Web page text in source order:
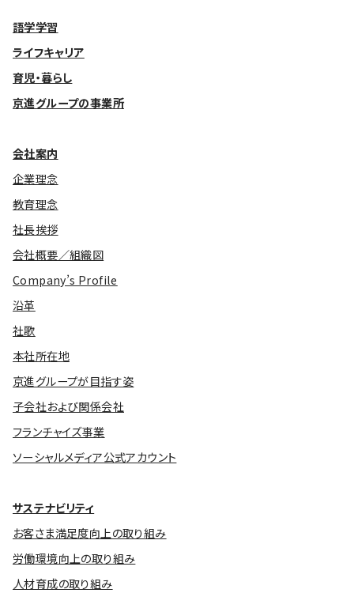
語学学習
ライフキャリア
育児・暮らし
京進グループの事業所
会社案内
企業理念
教育理念
社長挨拶
会社概要／組織図
Company’s Profile
沿革
社歌
本社所在地
京進グループが目指す姿
子会社および関係会社
フランチャイズ事業
ソーシャルメディア公式アカウント
サステナビリティ
お客さま満足度向上の取り組み
労働環境向上の取り組み
人材育成の取り組み